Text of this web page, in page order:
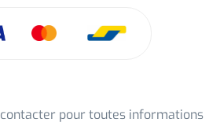
contacter pour toutes informations